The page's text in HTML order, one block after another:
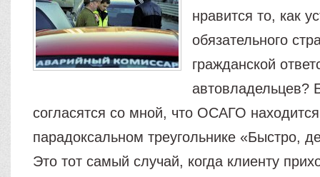
нравится то, как
обязательного
гражданской
автовладельцев?
согласятся со мной, что ОСАГО
парадоксальном треугольнике «Быстро,
Это тот самый случай, когда клиенту